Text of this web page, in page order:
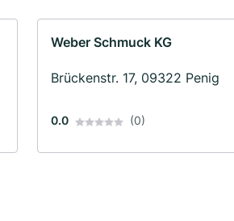
Weber Schmuck KG
Brückenstr. 17, 09322 Penig
0.0 (0)